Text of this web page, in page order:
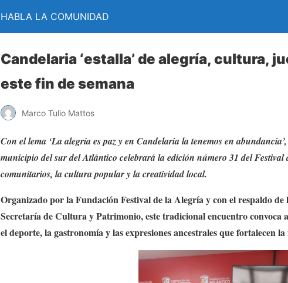
HABLA LA COMUNIDAD
Candelaria ‘estalla’ de alegría, cultura,
este fin de semana
Marco Tulio Mattos
Con el lema ‘La alegría es paz y en Candelaria la tenemos en
municipio del sur del Atlántico celebrará la edición número 31 del
comunitarios, la cultura popular y la creatividad local.
Organizado por la Fundación Festival de la Alegría y con el respaldo
Secretaría de Cultura y Patrimonio, este tradicional encuentro
el deporte, la gastronomía y las expresiones ancestrales que fortalecen